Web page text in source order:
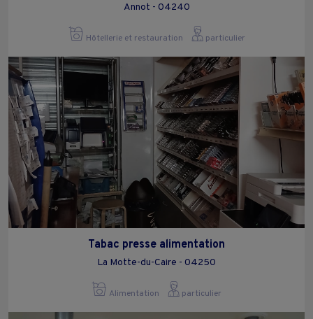
Annot - 04240
Hôtellerie et restauration particulier
Tabac presse alimentation
La Motte-du-Caire - 04250
Alimentation particulier